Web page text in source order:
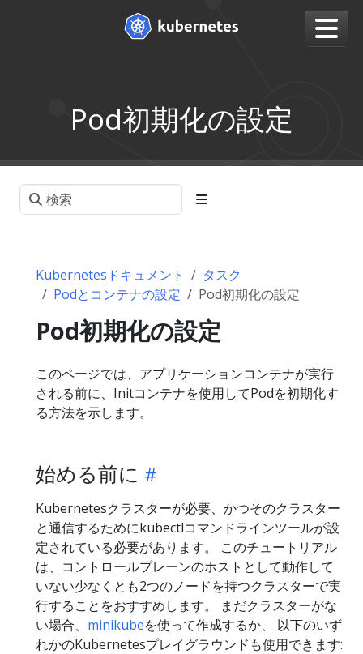
Pod初期化の設定
Kubernetesドキュメント
タスク
Podとコンテナの設定
Pod初期化の設定
Pod初期化の設定
このページでは、アプリケーションコンテナが実行
される前に、Initコンテナを使用してPodを初期化す
る方法を示します。
始める前に
Kubernetesクラスターが必要、かつそのクラスター
と通信するためにkubectlコマンドラインツールが設
定されている必要があります。 このチュートリアル
は、コントロールプレーンのホストとして動作して
いない少なくとも2つのノードを持つクラスターで実
行することをおすすめします。 まだクラスターがな
い場合、 minikubeを使って作成するか、 以下のいず
れかのKubernetesプレイグラウンドも使用できます: